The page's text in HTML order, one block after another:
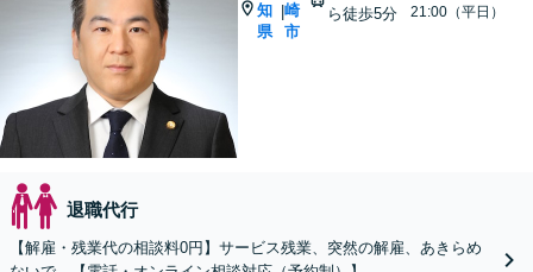
知
県
|崎
市
ら徒歩5分
21:00（平日）
退職代行
【解雇・残業代の相談料0円】サービス残業、突然の解雇、あきらめ